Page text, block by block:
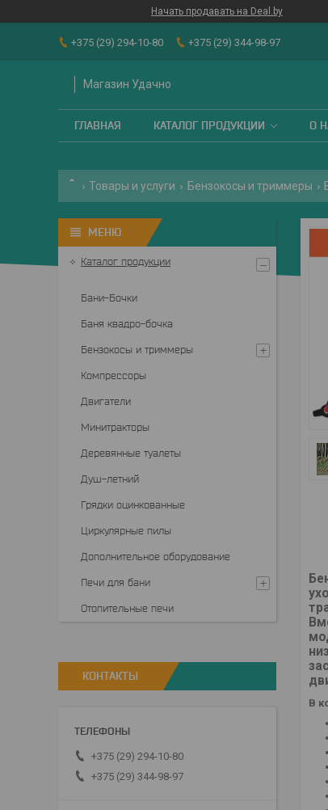
Начать продавать на Deal.by
+375 (29) 294-10-80 +375 (29) 344-98-97
Магазин Удачно
ГЛАВНАЯ КАТАЛОГ ПРОДУКЦИИ О
Товары и услуги Бензокосы и триммеры
В
Каталог продукции
Бани-Бочки
Баня квадро-бочка
Бензокосы и триммеры
Компрессоры
Двигатели
Минитракторы
Деревянные туалеты
Душ-летний
Грядки оцинкованные
Циркулярные пилы
Дополнительное оборудование
Печи для бани
Отопительные печи
КОНТАКТЫ
+375 (29) 294-10-80
+375 (29) 344-98-97